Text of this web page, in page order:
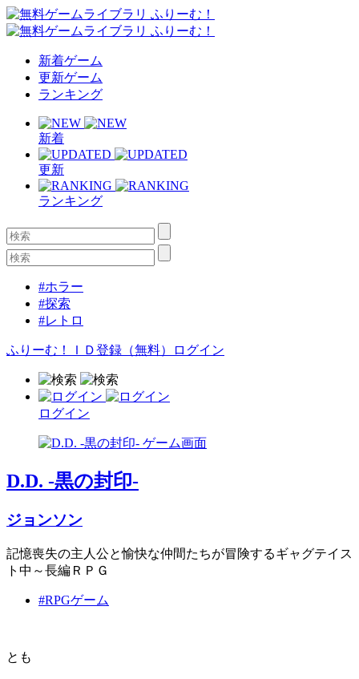
新着ゲーム
更新ゲーム
ランキング
新着
更新
ランキング
#ホラー
#探索
#レトロ
ふりーむ！ＩＤ登録（無料） ログイン
ログイン
D.D. -黒の封印-
ジョンソン
記憶喪失の主人公と愉快な仲間たちが冒険するギャグテイス
ト中～長編ＲＰＧ
#RPGゲーム
とも